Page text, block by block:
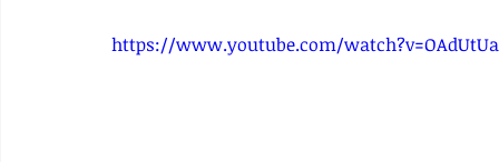
https://www.youtube.com/